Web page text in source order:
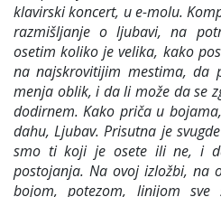
klavirski koncert, u e-molu.
razmišljanje o ljubavi, na
osetim koliko je velika, kako
na najskrovitijim mestima, da
menja oblik, i da li može da se
dodirnem. Kako priča u
dahu, Ljubav. Prisutna je
smo ti koji je osete ili ne, i
postojanja. Na ovoj izložbi, na
bojom, potezom, linijom sve